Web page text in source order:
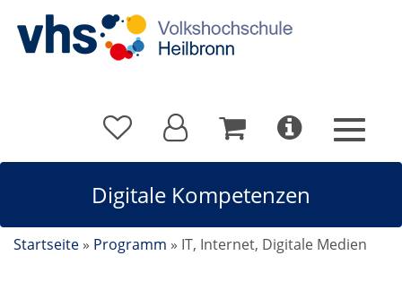
Digitale Kompetenzen
Startseite » Programm » IT, Internet, Digitale Medien